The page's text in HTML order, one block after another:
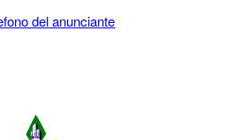
del anunciante